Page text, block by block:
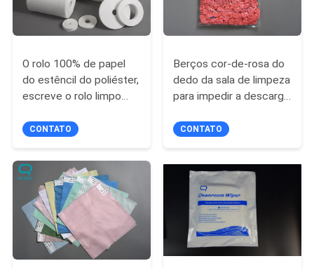
PRIVACY
POLICY
O rolo 100% de papel
do estêncil do poliéster,
escreve o rolo limpo
CONTATO
Berços cor-de-rosa do
dedo da sala de limpeza
para impedir a descarga
sala de limpeza
CONTATO